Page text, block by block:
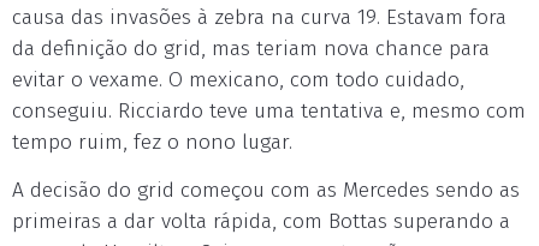
causa das invasões à zebra na curva 19. Estavam fora
da definição do grid, mas teriam nova chance para
evitar o vexame. O mexicano, com todo cuidado,
conseguiu. Ricciardo teve uma tentativa e, mesmo com
tempo ruim, fez o nono lugar.
A decisão do grid começou com as Mercedes sendo as
primeiras a dar volta rápida, com Bottas superando a